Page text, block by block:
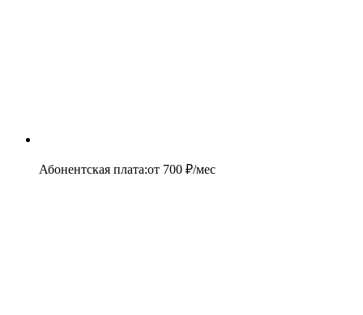
Абонентская плата:от 700 ₽/мес